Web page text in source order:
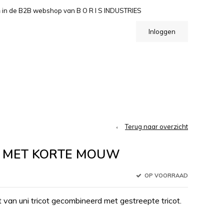
de B2B webshop van B O R I S INDUSTRIES
Inloggen
Terug naar overzicht
KORTE MOUW
OP VOORRAAD
uni tricot gecombineerd met gestreepte tricot.